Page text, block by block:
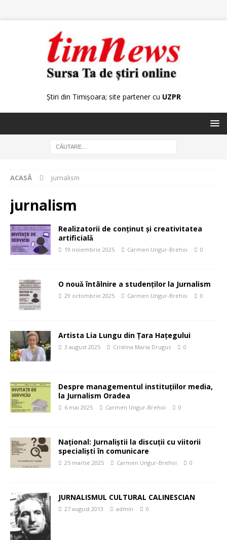
Știri din Timișoara; site partener cu UZPR
ACASĂ jurnalism
jurnalism
Realizatorii de conținut şi creativitatea
artificialǎ
19 noiembrie 2025 Carmen Ungur-Brehoi 0
O nouǎ întâlnire a studenților la Jurnalism
29 octombrie 2025 Carmen Ungur-Brehoi 0
Artista Lia Lungu din Ţara Haţegului
3 august 2025 Cristina Maria Drugus 0
Despre managementul instituțiilor media,
la Jurnalism Oradea
6 mai 2025 Carmen Ungur-Brehoi 0
Național: Jurnaliştii la discuții cu viitorii
specialişti în comunicare
25 martie 2025 Carmen Ungur-Brehoi 0
JURNALISMUL CULTURAL CALINESCIAN
27 august 2013 admin 0